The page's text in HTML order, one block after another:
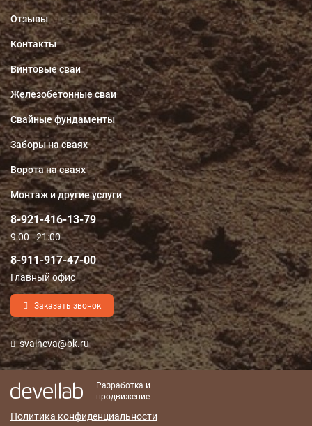
Отзывы
Контакты
Винтовые сваи
Железобетонные сваи
Свайные фундаменты
Заборы на сваях
Ворота на сваях
Монтаж и другие услуги
8-921-416-13-79
9:00 - 21:00
8-911-917-47-00
Главный офис
Заказать звонок
svaineva@bk.ru
Политика конфиденциальности
Разработка и
продвижение